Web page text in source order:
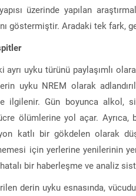
üzerinde yapılan
göstermiştir. Aradaki tek fark,
ayrı uyku türünü paylaşımlı
uyku NREM olarak
ilgilenir. Gün boyunca alkol,
ölümlerine yol açar.
katlı bir gökdelen olarak
için yerlerine yenilerinin
bir haberleşme ve analiz
derin uyku esnasında,